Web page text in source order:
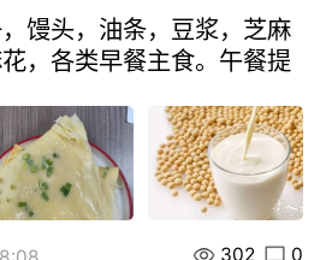
馒头，油条，豆浆，芝麻
，各类早餐主食。午餐提
302 0